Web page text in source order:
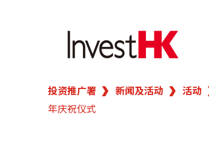
繁 简
香港营商优势
投资推广署 新闻及活动 活动
年庆祝仪式